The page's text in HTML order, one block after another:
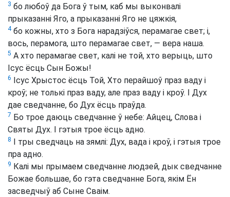
3 бо любоў да Бога ў тым, каб мы выконвалі
прыказанні Яго, а прыказанні Яго не цяжкія,
4бо кожны, хто з Бога нарадзіўся, перамагае свет; і,
вось, перамога, што перамагае свет, — вера наша.
5 А хто перамагае свет, калі не той, хто верыць, што
Ісус ёсць Сын Божы!
6 Ісус Хрыстос ёсць Той, Хто перайшоў праз ваду і
кроў; не толькі праз ваду, але праз ваду і кроў. І Дух
дае сведчанне, бо Дух ёсць праўда.
7 Бо трое даюць сведчанне ў небе: Айцец, Слова і
Святы Дух. І гэтыя трое ёсць адно.
8 І тры сведчаць на зямлі: Дух, вада і кроў, і гэтыя трое
пра адно.
9 Калі мы прымаем сведчанне людзей, дык сведчанне
Божае большае, бо гэта сведчанне Бога, якім Ён
засведчыў аб Сыне Сваім.